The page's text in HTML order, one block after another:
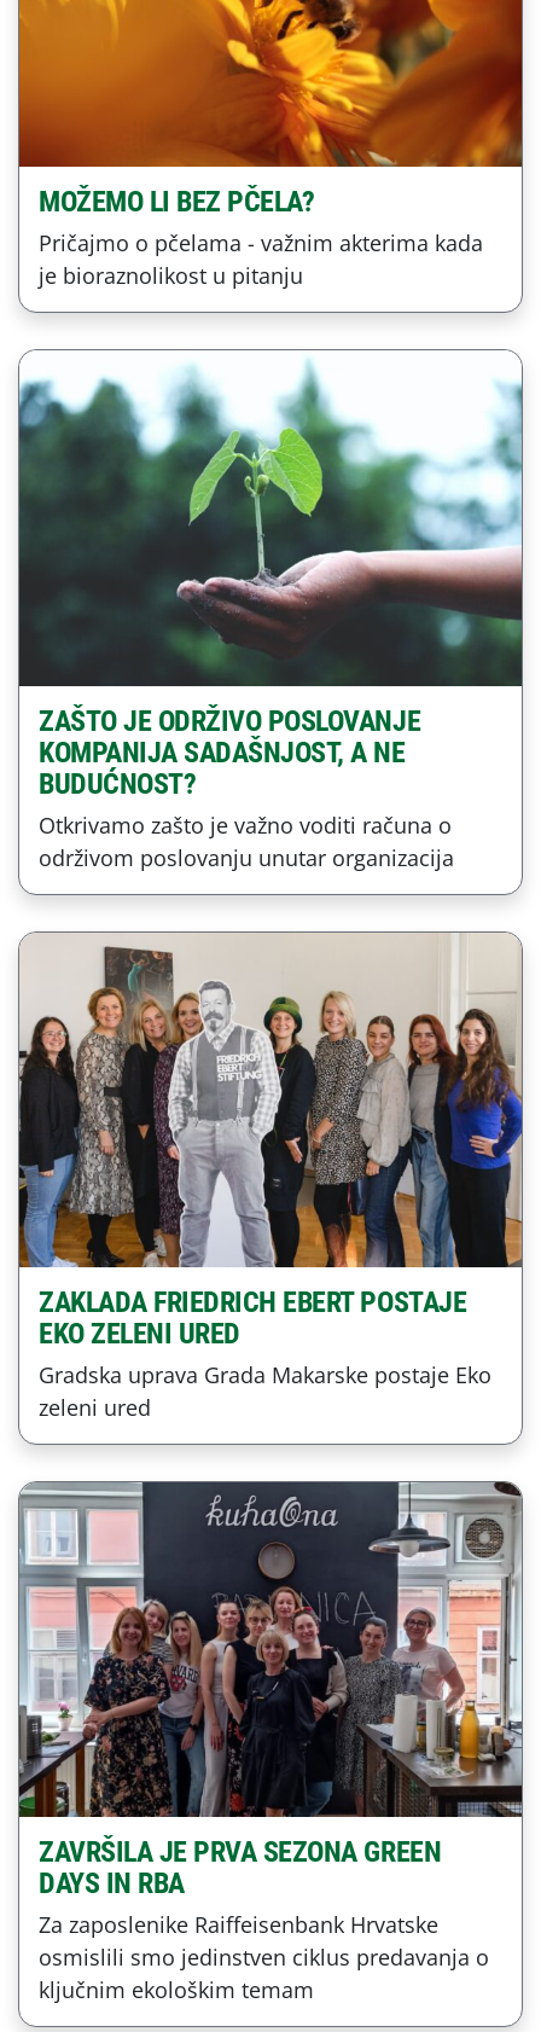
MOŽEMO LI BEZ PČELA?
Pričajmo o pčelama - važnim akterima kada
je bioraznolikost u pitanju
ZAŠTO JE ODRŽIVO POSLOVANJE
KOMPANIJA SADAŠNJOST, A NE
BUDUĆNOST?
Otkrivamo zašto je važno voditi računa o
održivom poslovanju unutar organizacija
ZAKLADA FRIEDRICH EBERT POSTAJE
EKO ZELENI URED
Gradska uprava Grada Makarske postaje Eko
zeleni ured
ZAVRŠILA JE PRVA SEZONA GREEN
DAYS IN RBA
Za zaposlenike Raiffeisenbank Hrvatske
osmislili smo jedinstven ciklus predavanja o
ključnim ekološkim temam